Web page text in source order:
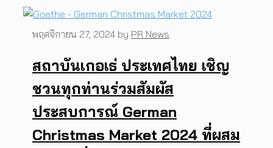
สถาบันเกอเธ่ ประเทศไทย เชิญ
ชวนทุกท่านร่วมสัมผัส
ประสบการณ์ German
Christmas Market 2024 ที่ผสม
พฤศจิกายน 27, 2024 by PR News